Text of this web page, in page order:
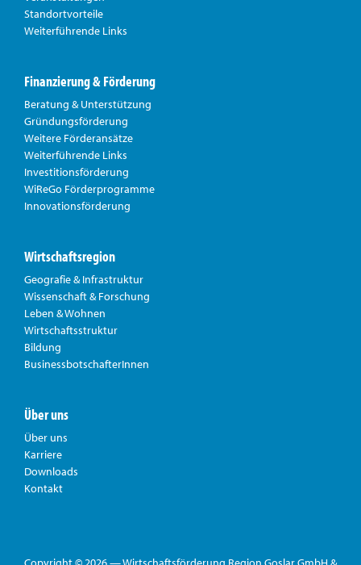
Standortvorteile
Weiterführende Links
Finanzierung & Förderung
Beratung & Unterstützung
Gründungsförderung
Weitere Förderansätze
Weiterführende Links
Investitionsförderung
WiReGo Förderprogramme
Innovationsförderung
Wirtschaftsregion
Geografie & Infrastruktur
Wissenschaft & Forschung
Leben & Wohnen
Wirtschaftsstruktur
Bildung
BusinessbotschafterInnen
Über uns
Über uns
Karriere
Downloads
Kontakt